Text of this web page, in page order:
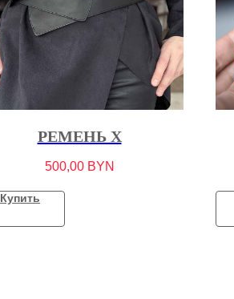
РЕМЕНЬ X
500,00 BYN
Купить